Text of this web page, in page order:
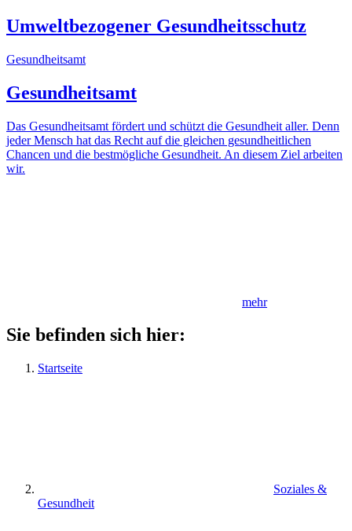
Umweltbezogener Gesundheitsschutz
Gesundheitsamt
Gesundheitsamt
Das Gesundheitsamt fördert und schützt die Gesundheit aller. Denn
jeder Mensch hat das Recht auf die gleichen gesundheitlichen
Chancen und die bestmögliche Gesundheit. An diesem Ziel arbeiten
wir.
mehr
Sie befinden sich hier:
Startseite
Soziales &
Gesundheit